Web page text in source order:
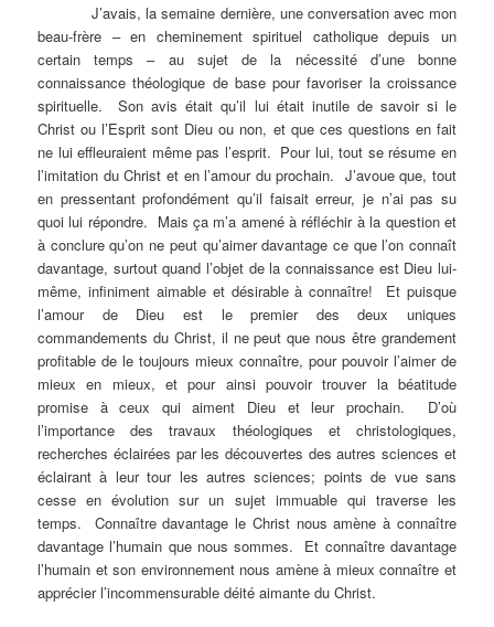
J’avais, la semaine dernière, une conversation avec mon
beau-frère – en cheminement spirituel catholique depuis un
certain temps – au sujet de la nécessité d’une bonne
connaissance théologique de base pour favoriser la croissance
spirituelle. Son avis était qu’il lui était inutile de savoir si le
Christ ou l’Esprit sont Dieu ou non, et que ces questions en fait
ne lui effleuraient même pas l’esprit. Pour lui, tout se résume en
l’imitation du Christ et en l’amour du prochain. J’avoue que, tout
en pressentant profondément qu’il faisait erreur, je n’ai pas su
quoi lui répondre. Mais ça m’a amené à réfléchir à la question et
à conclure qu’on ne peut qu’aimer davantage ce que l’on connaît
davantage, surtout quand l’objet de la connaissance est Dieu lui-
même, infiniment aimable et désirable à connaître! Et puisque
l’amour de Dieu est le premier des deux uniques
commandements du Christ, il ne peut que nous être grandement
profitable de le toujours mieux connaître, pour pouvoir l’aimer de
mieux en mieux, et pour ainsi pouvoir trouver la béatitude
promise à ceux qui aiment Dieu et leur prochain. D’où
l’importance des travaux théologiques et christologiques,
recherches éclairées par les découvertes des autres sciences et
éclairant à leur tour les autres sciences; points de vue sans
cesse en évolution sur un sujet immuable qui traverse les
temps. Connaître davantage le Christ nous amène à connaître
davantage l’humain que nous sommes. Et connaître davantage
l’humain et son environnement nous amène à mieux connaître et
apprécier l’incommensurable déité aimante du Christ.